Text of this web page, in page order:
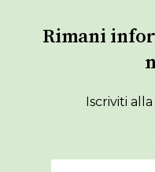
Rimani
Iscriviti